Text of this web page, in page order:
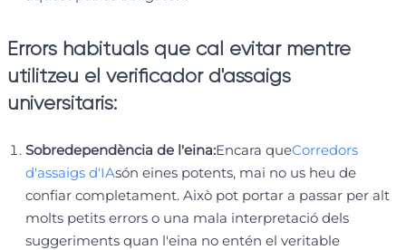
Errors habituals que cal evitar mentre
utilitzeu el verificador d'assaigs
universitaris:
Sobredependència de l'eina:Encara queCorredors
d'assaigs d'IAsón eines potents, mai no us heu de
confiar completament. Això pot portar a passar per alt
molts petits errors o una mala interpretació dels
suggeriments quan l'eina no entén el veritable